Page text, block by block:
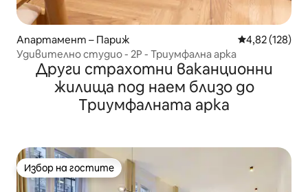
Апартамент – Париж Средна
4,82 (128)
Удивително студио - 2P - Триумфална арка
Други страхотни ваканционни
жилища под наем близо до
Триумфалната арка
Избор на гостите
Избор на гостите